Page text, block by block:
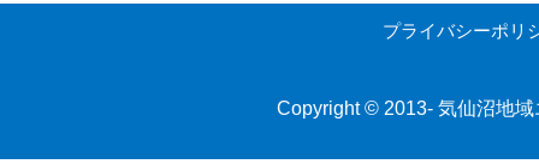
プライバシーポリ
Copyright © 2013- 気仙沼地